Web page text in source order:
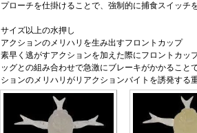
プローチを仕掛けることで、強制的に捕食スイッチ
サイズ以上の水押し
アクションのメリハリを生み出すフロントカップ
素早く逃がすアクションを加えた際にフロントカッ
ッグとの組み合わせで急激にブレーキがかかること
ションのメリハリがリアクションバイトを誘発する